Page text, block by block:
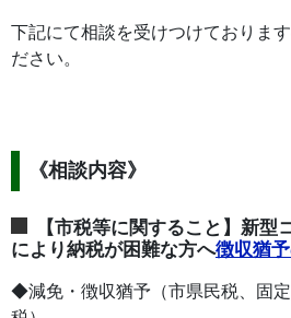
下記にて相談を受けつけておりま
ださい。
《相談内容》
【市税等に関すること】新型
により納税が困難な方へ徴収猶
◆減免・徴収猶予（市県民税、固